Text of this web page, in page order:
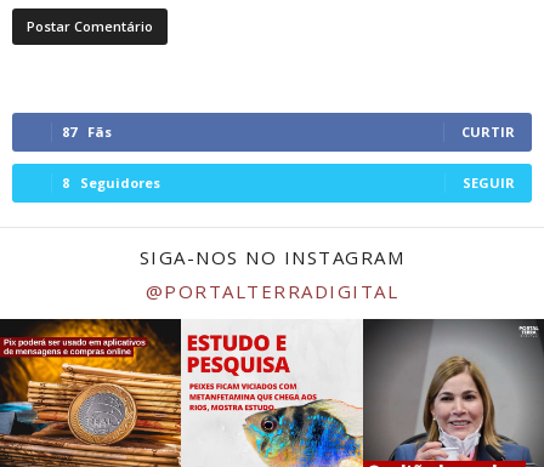
87 Fãs CURTIR
8 Seguidores SEGUIR
SIGA-NOS NO INSTAGRAM
@PORTALTERRADIGITAL